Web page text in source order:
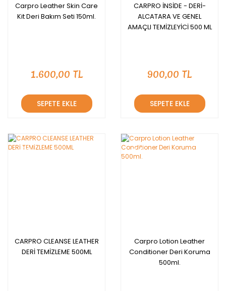
Carpro Leather Skin Care
Kit Deri Bakım Seti 150ml.
1.600,00 TL
SEPETE EKLE
CARPRO İNSİDE - DERİ-
ALCATARA VE GENEL
AMAÇLI TEMİZLEYİCİ 500 ML
900,00 TL
SEPETE EKLE
YENİ
CARPRO CLEANSE LEATHER
DERİ TEMİZLEME 500ML
YENİ
Carpro Lotion Leather
Conditioner Deri Koruma
500ml.